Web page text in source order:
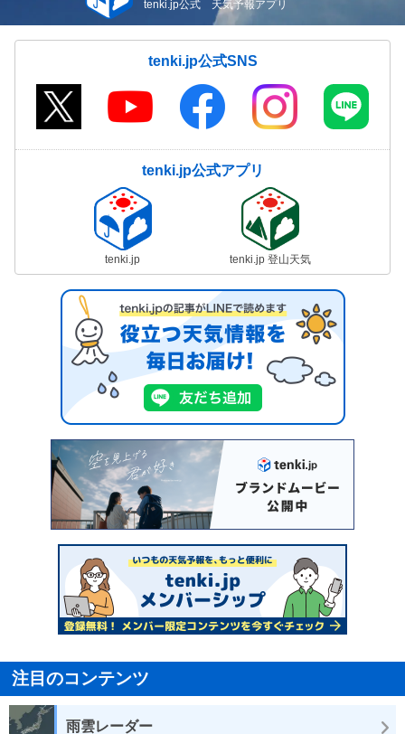
tenki.jp公式 天気予報アプリ
tenki.jp公式SNS
tenki.jp公式アプリ
tenki.jp tenki.jp 登山天気
注目のコンテンツ
雨雲レーダー